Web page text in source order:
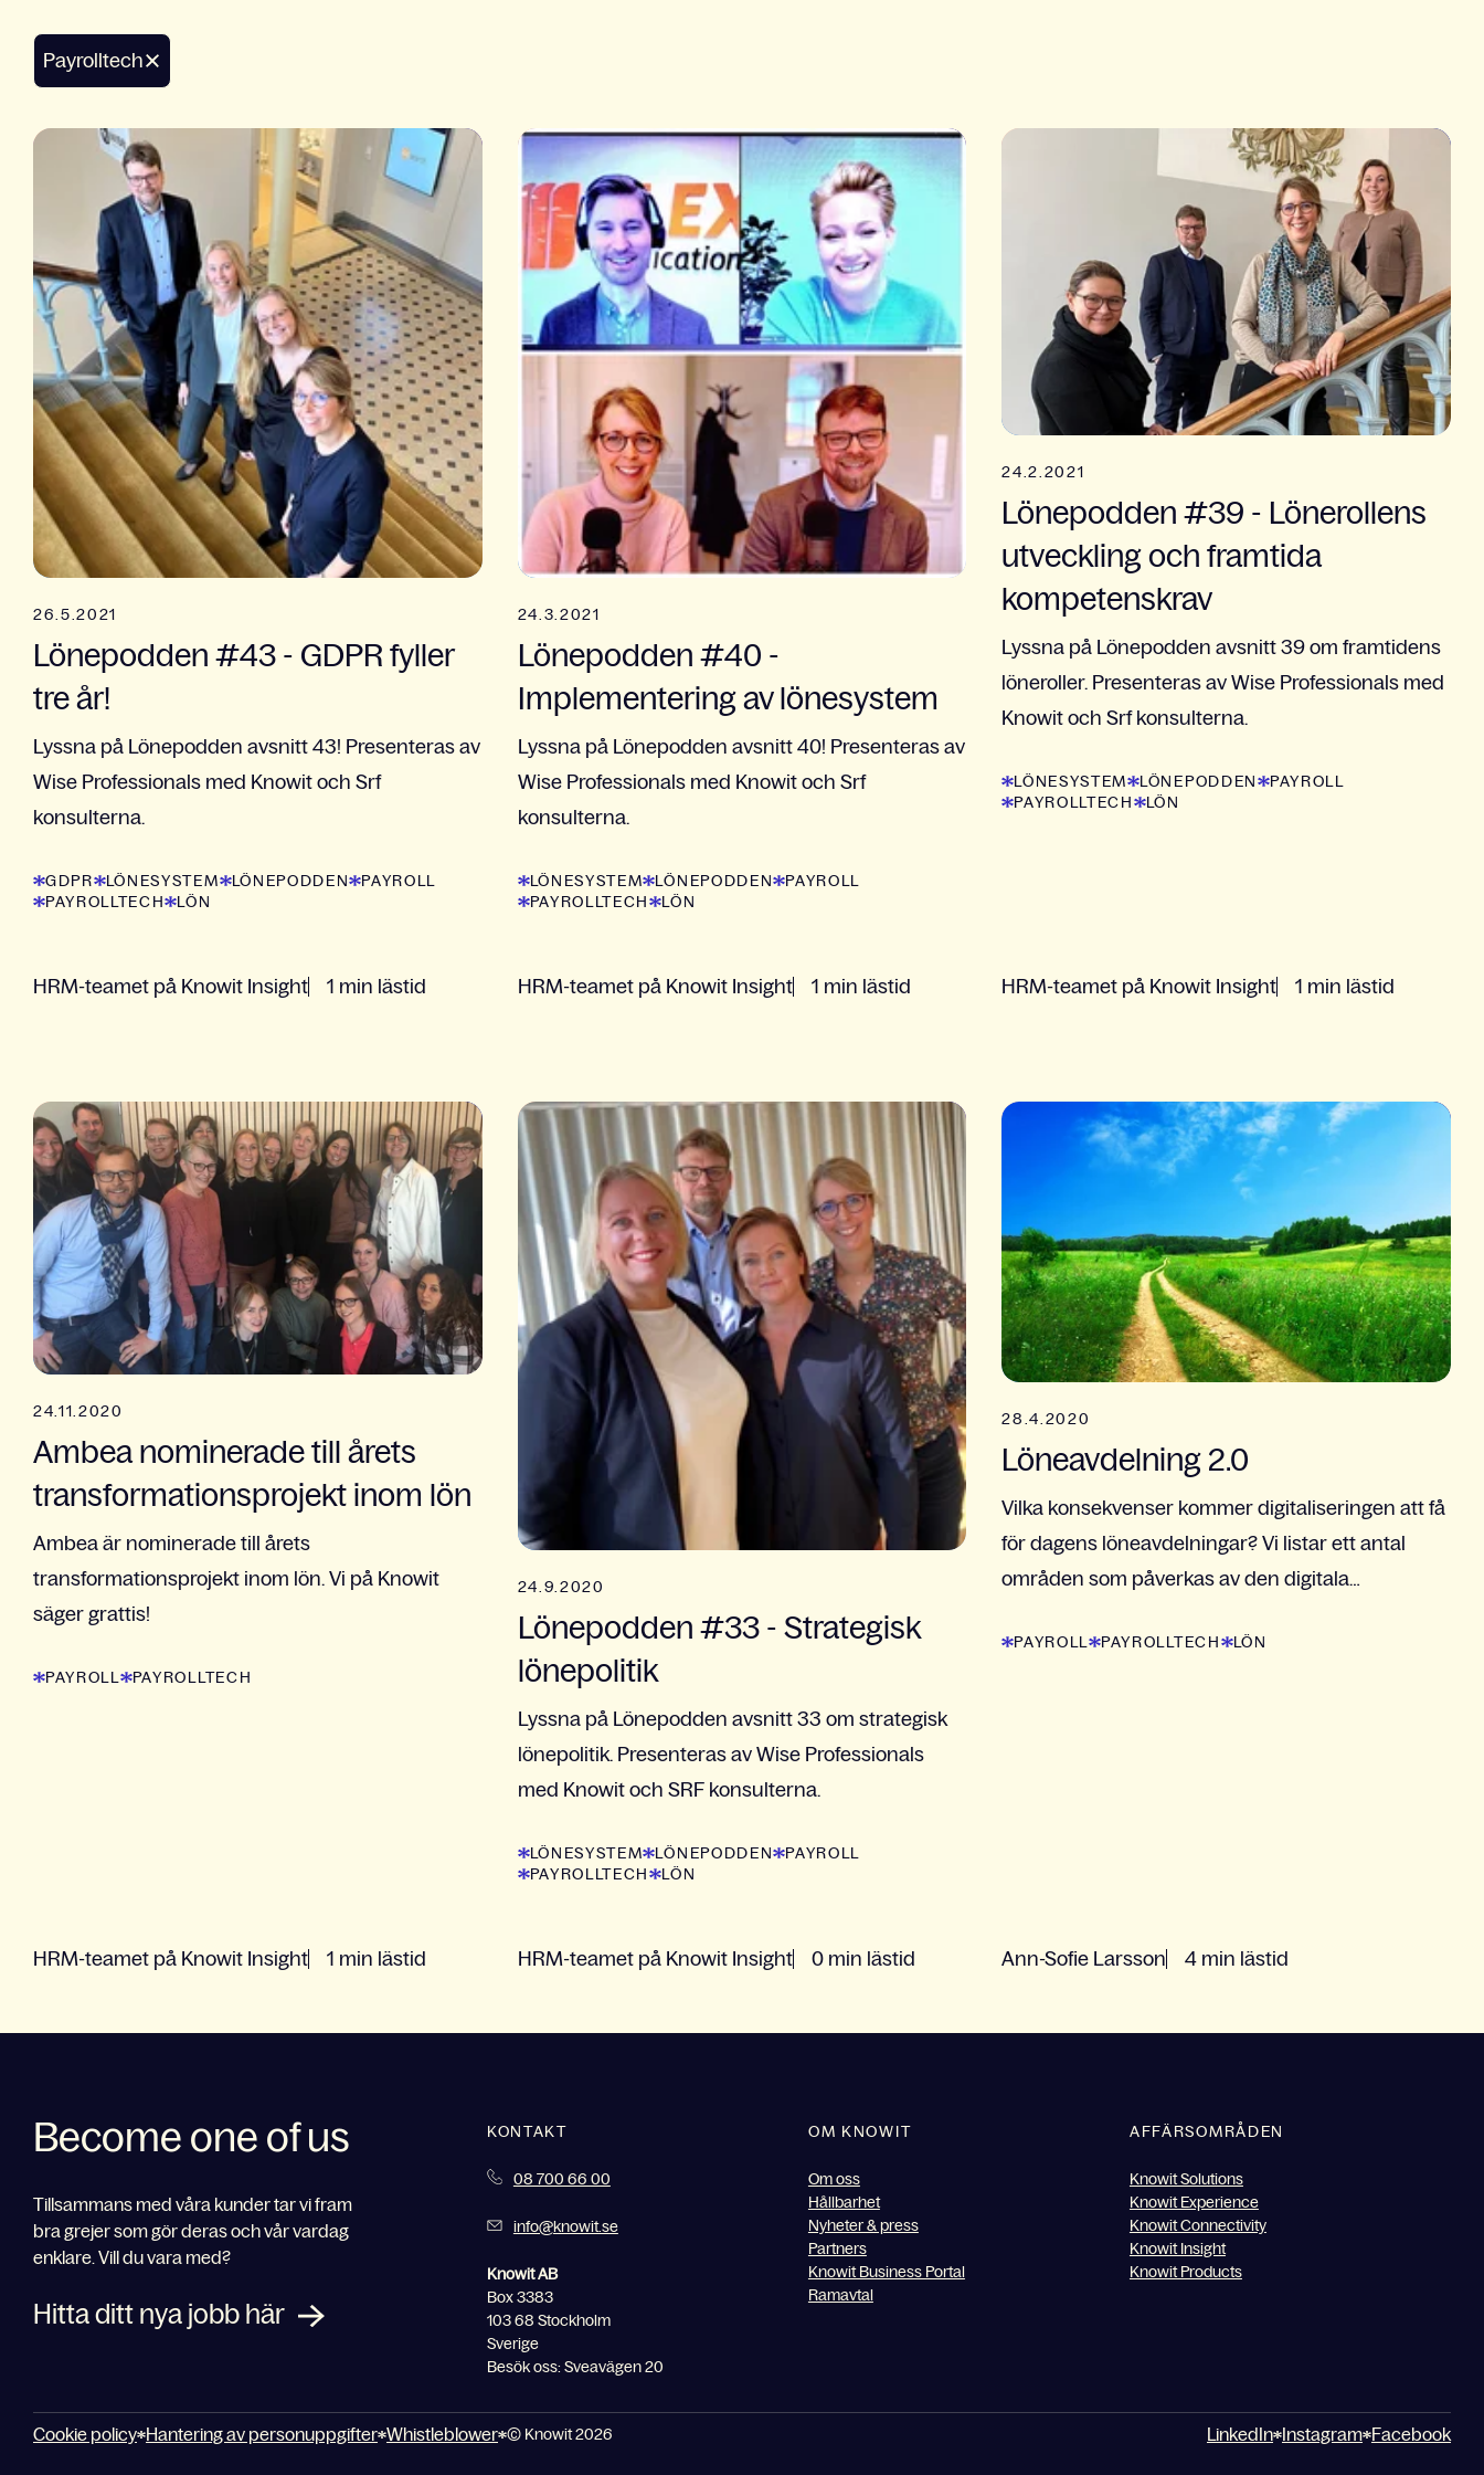
payrolltech
26.5.2021
Lönepodden #43 - GDPR fyller
tre år!
Lyssna på Lönepodden avsnitt 43! Presenteras av
Wise Professionals med Knowit och Srf
konsulterna.
GDPR LÖNESYSTEM LÖNEPODDEN
PAYROLL
PAYROLLTECH
LÖN
HRM-teamet på Knowit Insight 1 min lästid
24.3.2021
Lönepodden #40 -
Implementering av lönesystem
Lyssna på Lönepodden avsnitt 40! Presenteras av
Wise Professionals med Knowit och Srf
konsulterna.
LÖNESYSTEM LÖNEPODDEN
PAYROLL
PAYROLLTECH
LÖN
HRM-teamet på Knowit Insight 1 min lästid
24.2.2021
Lönepodden #39 - Lönerollens
utveckling och framtida
kompetenskrav
Lyssna på Lönepodden avsnitt 39 om framtidens
löneroller. Presenteras av Wise Professionals med
Knowit och Srf konsulterna.
LÖNESYSTEM LÖNEPODDEN
PAYROLL
PAYROLLTECH
LÖN
HRM-teamet på Knowit Insight 1 min lästid
24.11.2020
Ambea nominerade till årets
transformationsprojekt inom lön
Ambea är nominerade till årets
transformationsprojekt inom lön. Vi på Knowit
säger grattis!
PAYROLL PAYROLLTECH
HRM-teamet på Knowit Insight 1 min lästid
24.9.2020
Lönepodden #33 - Strategisk
lönepolitik
Lyssna på Lönepodden avsnitt 33 om strategisk
lönepolitik. Presenteras av Wise Professionals
med Knowit och SRF konsulterna.
LÖNESYSTEM LÖNEPODDEN
PAYROLL
PAYROLLTECH
LÖN
HRM-teamet på Knowit Insight 0 min lästid
28.4.2020
Löneavdelning 2.0
Vilka konsekvenser kommer digitaliseringen att få
för dagens löneavdelningar? Vi listar ett antal
områden som påverkas av den digitala
löneavdelning 2.0.
PAYROLL PAYROLLTECH LÖN
Ann-Sofie Larsson 4 min lästid
Become one of us
Tillsammans med våra kunder tar vi fram
bra grejer som gör deras och vår vardag
enklare. Vill du vara med?
Hitta ditt nya jobb här
KONTAKT
08 700 66 00
info@knowit.se
Knowit AB
Box 3383
103 68 Stockholm
Sverige
Besök oss: Sveavägen 20
OM KNOWIT
Om oss
Hållbarhet
Nyheter & press
Partners
Knowit Business Portal
Ramavtal
AFFÄRSOMRÅDEN
Knowit Solutions
Knowit Experience
Knowit Connectivity
Knowit Insight
Knowit Products
Cookie policy Hantering av personuppgifter Whistleblower © Knowit 2026 LinkedIn Instagram Facebook